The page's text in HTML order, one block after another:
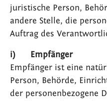
juristische Person,
andere Stelle, die
Auftrag des
i) Empfänger
Empfänger ist eine
Person, Behörde,
der personenbezogene